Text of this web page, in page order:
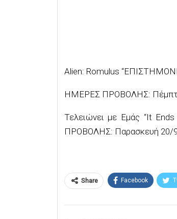
Alien: Romulus
ΗΜΕΡΕΣ ΠΡΟΒΟΛΗΣ: Πέμπτη
Τελειώνει με Εμάς “It
ΠΡΟΒΟΛΗΣ: Παρασκευή 20/9
Share Facebook